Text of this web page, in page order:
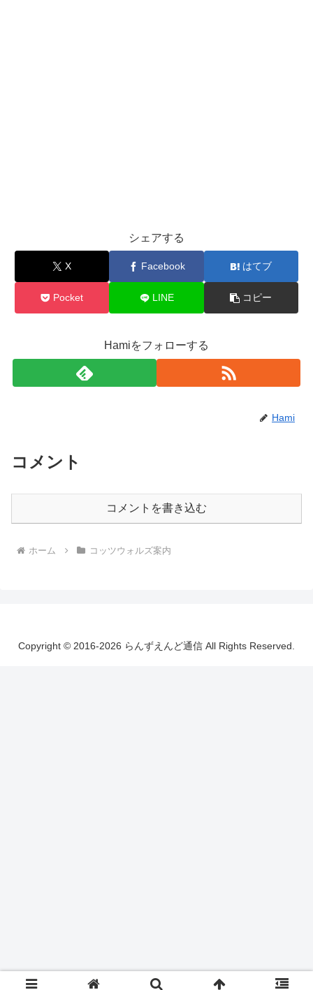
シェアする
X Facebook はてブ
Pocket LINE コピー
Hamiをフォローする
Hami
コメント
コメントを書き込む
ホーム コッツウォルズ案内
Copyright © 2016-2026 らんずえんど通信 All Rights Reserved.